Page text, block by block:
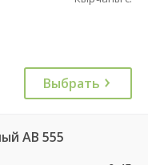
Выбрать
АВ 555